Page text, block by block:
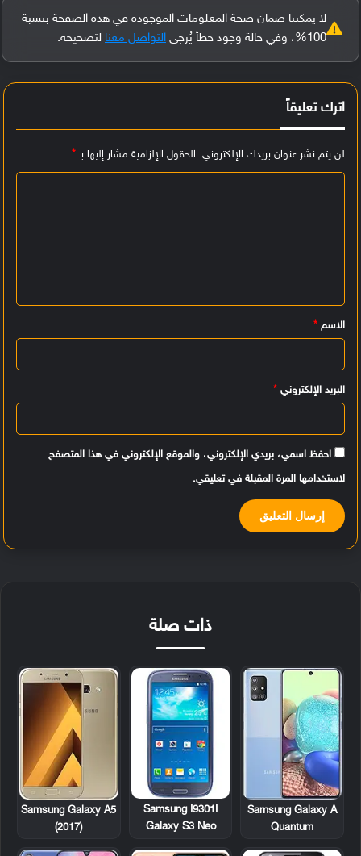
لا يمكننا ضمان صحة المعلومات الموجودة في هذه الصفحة بنسبة
100%، وفي حالة وجود خطأ يُرجى
التواصل معنا لتصحيحه.
اترك تعليقاً
لن يتم نشر عنوان بريدك الإلكتروني. الحقول الإلزامية مشار إليها بـ*
ي
ق
الاسم *
البريد الإلكتروني *
احفظ اسمي، بريدي الإلكتروني، والموقع الإلكتروني في هذا المتصفح
لاستخدامها المرة المقبلة في تعليقي.
ذات صلة
Samsung Galaxy A
Quantum
Samsung I9301I
Galaxy S3 Neo
Samsung Galaxy A5
(2017)